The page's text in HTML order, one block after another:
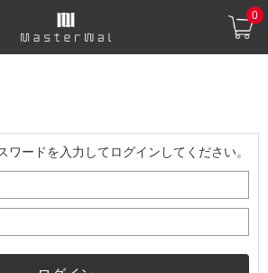
0
ワードを入力してログインしてください。